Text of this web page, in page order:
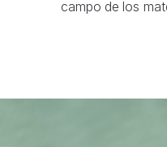
campo de los